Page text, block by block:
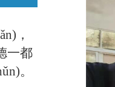
，
一都
。